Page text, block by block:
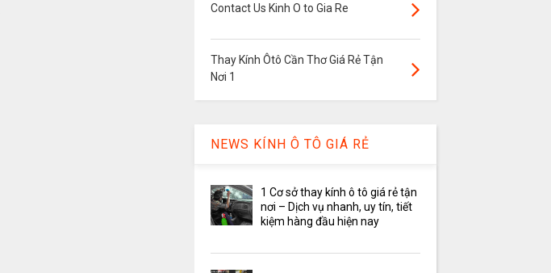
Contact Us Kinh O to Gia Re
Thay Kính Ôtô Cần Thơ Giá Rẻ Tận
Nơi 1
NEWS KÍNH Ô TÔ GIÁ RẺ
1 Cơ sở thay kính ô tô giá rẻ tận
nơi – Dịch vụ nhanh, uy tín, tiết
kiệm hàng đầu hiện nay